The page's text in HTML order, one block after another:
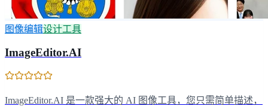
图像编辑设计工具
ImageEditor.AI
ImageEditor.AI 是一款强大的 AI 图像工具，您只需简单描述，